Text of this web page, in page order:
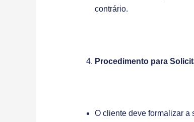
contrário.
Procedimento para
O cliente deve formalizar